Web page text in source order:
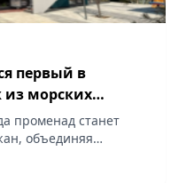
первый в
из морских
променад станет
объединяя
современную